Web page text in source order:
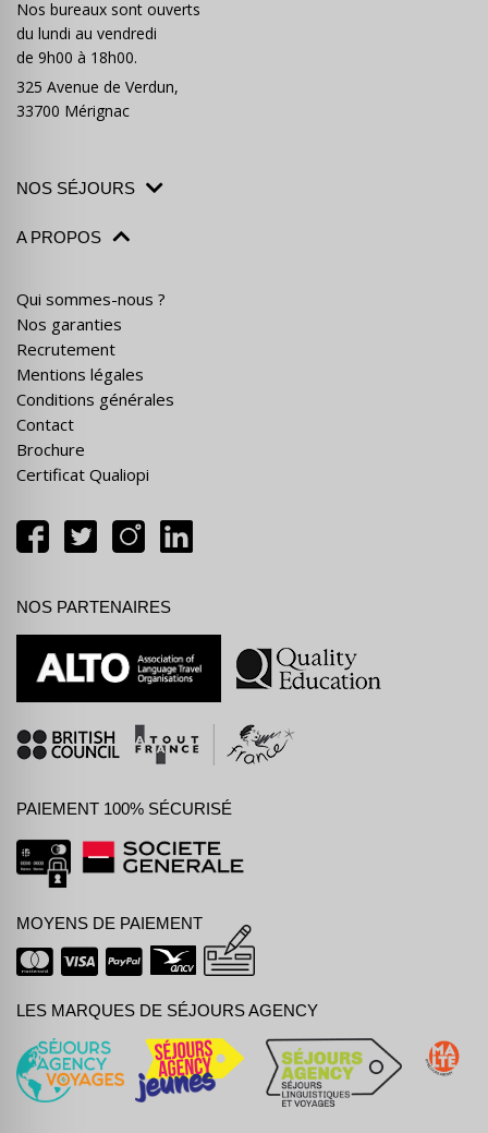
Nos bureaux sont ouverts
du lundi au vendredi
de 9h00 à 18h00.
325 Avenue de Verdun,
33700 Mérignac
NOS SÉJOURS
A PROPOS
Qui sommes-nous ?
Nos garanties
Recrutement
Mentions légales
Conditions générales
Contact
Brochure
Certificat Qualiopi
NOS PARTENAIRES
PAIEMENT 100% SÉCURISÉ
MOYENS DE PAIEMENT
LES MARQUES DE SÉJOURS AGENCY